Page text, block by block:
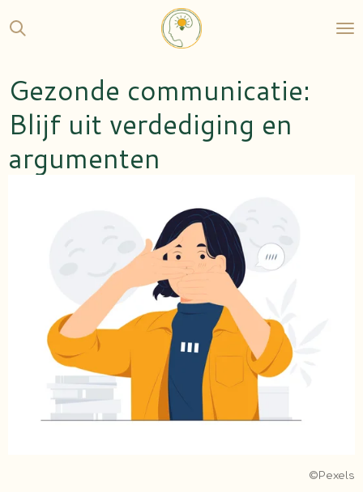
direct
hoofdinhoud
Gezonde communicatie:
Blijf uit verdediging en
argumenten
©Pexels